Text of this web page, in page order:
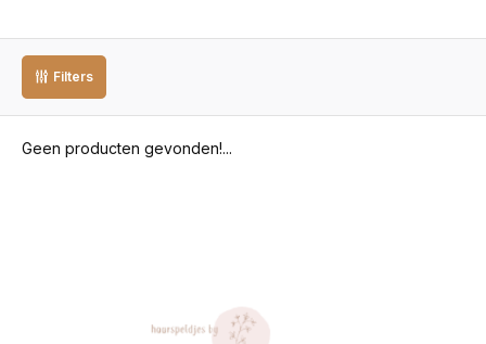
Filters
Geen producten gevonden!...